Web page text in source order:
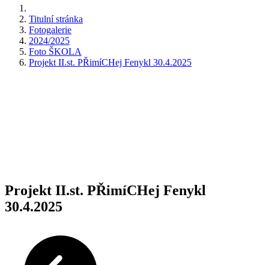
Titulní stránka
Fotogalerie
2024/2025
Foto ŠKOLA
Projekt II.st. PŘimíCHej Fenykl 30.4.2025
Projekt II.st. PŘimíCHej Fenykl
30.4.2025